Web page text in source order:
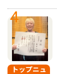
4
トップニュ